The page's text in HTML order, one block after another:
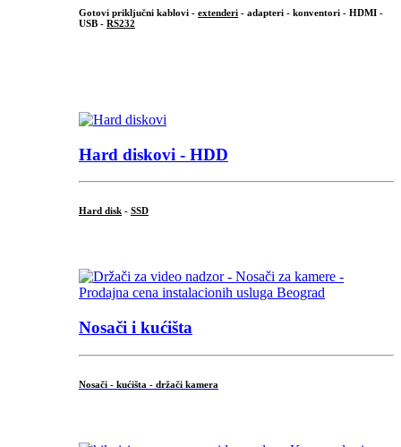
Gotovi priključni kablovi - extenderi - adapteri - konventori - HDMI -
USB - RS232
Hard diskovi - HDD
Hard disk - SSD
Nosači i kućišta
Nosači - kućišta - držači kamera